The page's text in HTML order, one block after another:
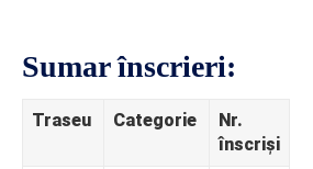
Sumar înscrieri:
Traseu Categorie
Nr.
înscriși